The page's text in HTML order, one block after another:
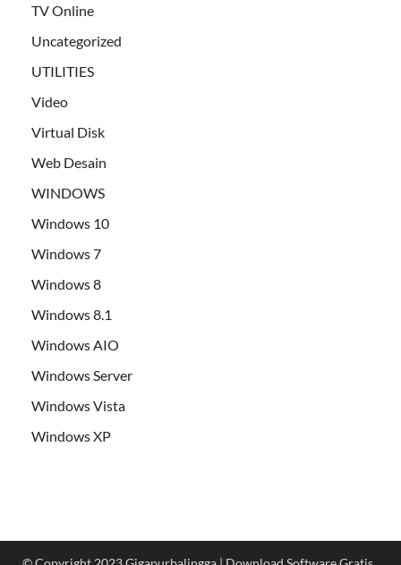
TV Online
Uncategorized
UTILITIES
Video
Virtual Disk
Web Desain
WINDOWS
Windows 10
Windows 7
Windows 8
Windows 8.1
Windows AIO
Windows Server
Windows Vista
Windows XP